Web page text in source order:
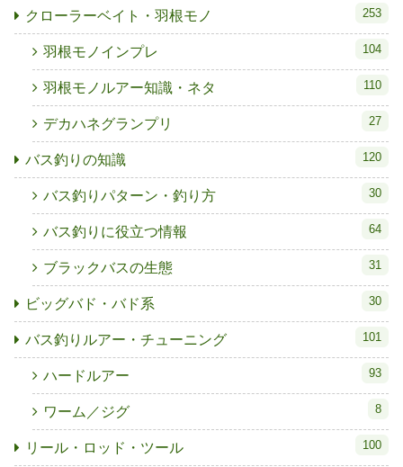
クローラーベイト・羽根モノ 253
羽根モノインプレ 104
羽根モノルアー知識・ネタ 110
デカハネグランプリ 27
バス釣りの知識 120
バス釣りパターン・釣り方 30
バス釣りに役立つ情報 64
ブラックバスの生態 31
ビッグバド・バド系 30
バス釣りルアー・チューニング 101
ハードルアー 93
ワーム／ジグ 8
リール・ロッド・ツール 100